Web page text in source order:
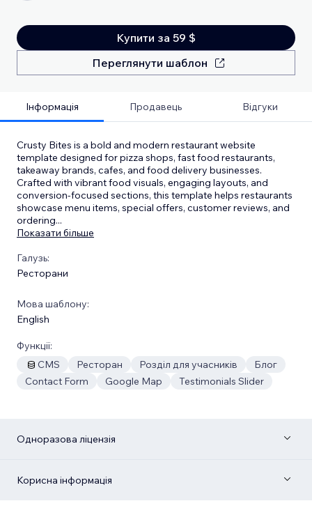
Купити за 59 $
Переглянути шаблон
Інформація Продавець Відгуки
Crusty Bites is a bold and modern restaurant website
template designed for pizza shops, fast food restaurants,
takeaway brands, cafes, and food delivery businesses.
Crafted with vibrant food visuals, engaging layouts, and
conversion-focused sections, this template helps restaurants
showcase menu items, special offers, customer reviews, and
ordering...
Показати більше
Галузь:
Ресторани
Мова шаблону:
English
Функції:
CMS
Ресторан Розділ для учасників
Блог
Contact Form
Google Map Testimonials Slider
Одноразова ліцензія
Корисна інформація